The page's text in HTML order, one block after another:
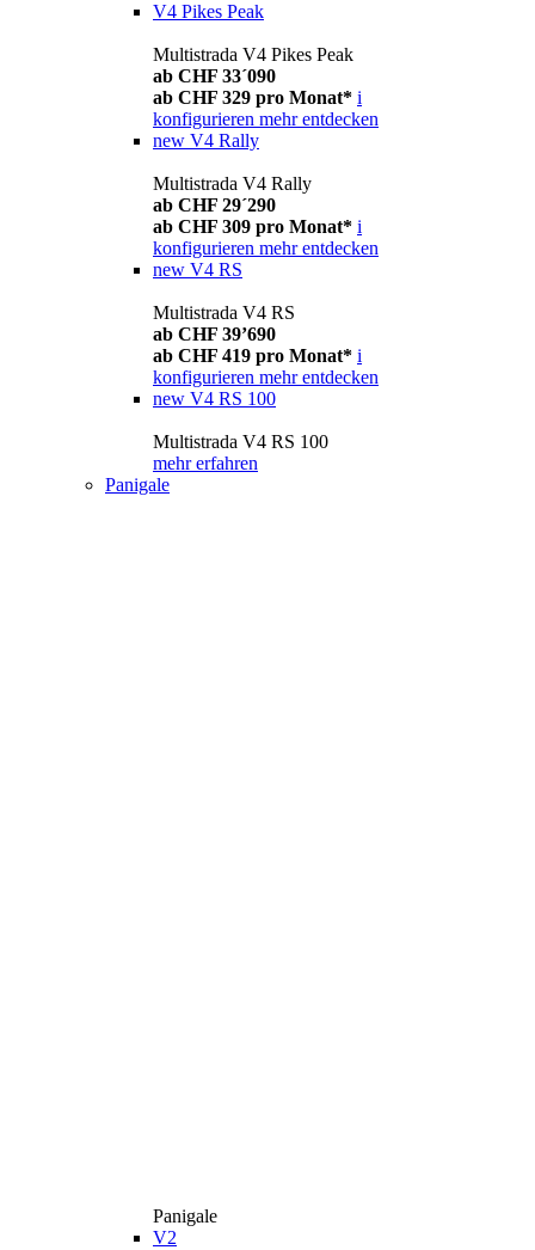
V4 Pikes Peak
Multistrada V4 Pikes Peak
ab CHF 33´090
ab CHF 329 pro Monat* i
konfigurieren mehr entdecken
new V4 Rally
Multistrada V4 Rally
ab CHF 29´290
ab CHF 309 pro Monat* i
konfigurieren mehr entdecken
new V4 RS
Multistrada V4 RS
ab CHF 39’690
ab CHF 419 pro Monat* i
konfigurieren mehr entdecken
new V4 RS 100
Multistrada V4 RS 100
mehr erfahren
Panigale
Panigale
V2